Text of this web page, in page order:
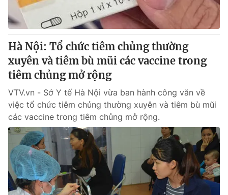
Thị trường
Tư vấn
Lịch phát sóng
Chuyên mục khác
Emagazine Podcast
Photo Infographic
Video Shorts video
VTV Money VTV Thể thao
VTV Sức khoẻ Bất động sản
Hà Nội: Tổ chức tiêm chủng thường
xuyên và tiêm bù mũi các vaccine trong
tiêm chủng mở rộng
VTV.vn - Sở Y tế Hà Nội vừa ban hành công văn về
việc tổ chức tiêm chủng thường xuyên và tiêm bù mũi
các vaccine trong tiêm chủng mở rộng.